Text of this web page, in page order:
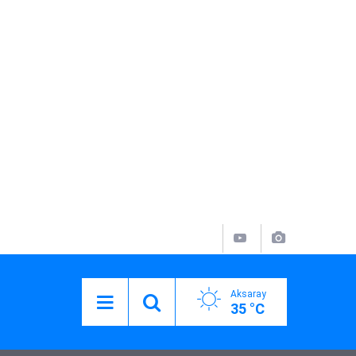
Aksaray
35 °C